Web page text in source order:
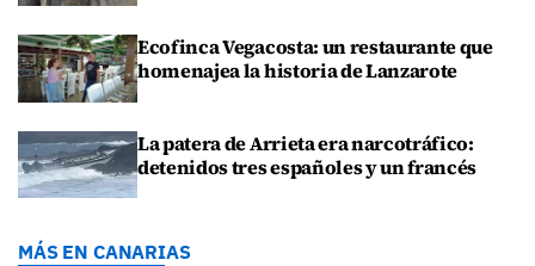
Ecofinca Vegacosta: un restaurante que
homenajea la historia de Lanzarote
La patera de Arrieta era narcotráfico:
detenidos tres españoles y un francés
MÁS EN CANARIAS